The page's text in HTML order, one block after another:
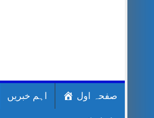
صفحہ اول اہم خبریں